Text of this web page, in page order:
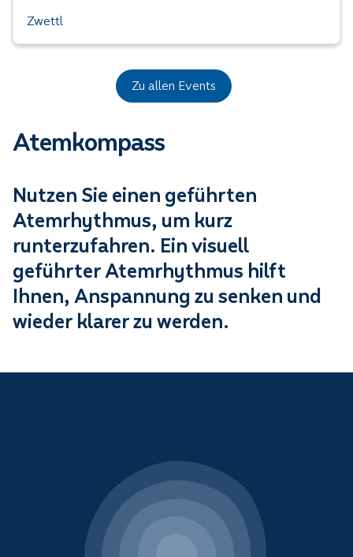
Zwettl
Zu allen Events
Atemkompass
Nutzen Sie einen geführten
Atemrhythmus, um kurz
runterzufahren. Ein visuell
geführter Atemrhythmus hilft
Ihnen, Anspannung zu senken und
wieder klarer zu werden.